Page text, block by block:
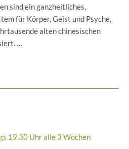
sind ein ganzheitliches,
für Körper, Geist und Psyche,
alten chinesischen
…
19.30 Uhr alle 3 Wochen